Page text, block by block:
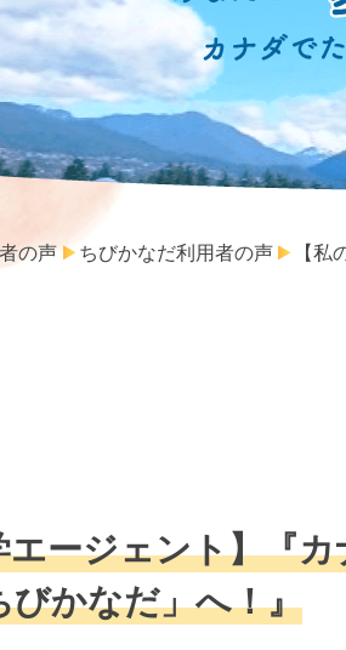
の声 ちびかなだ利用者の声 【
エージェント】『
びかなだ」へ！』